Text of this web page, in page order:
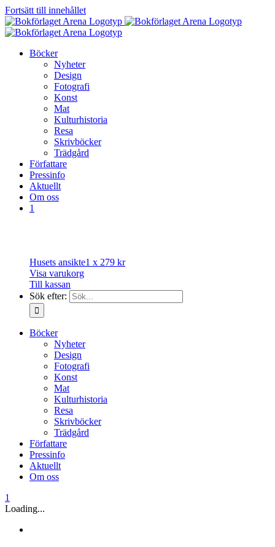
Fortsätt till innehållet
Böcker
Nyheter
Design
Fotografi
Konst
Mat
Kulturhistoria
Resa
Skrivböcker
Trädgård
Författare
Pressinfo
Aktuellt
Om oss
1
Husets ansikte1 x 279 kr
Visa varukorg
Till kassan
Sök efter:
Böcker
Nyheter
Design
Fotografi
Konst
Mat
Kulturhistoria
Resa
Skrivböcker
Trädgård
Författare
Pressinfo
Aktuellt
Om oss
1
Loading...